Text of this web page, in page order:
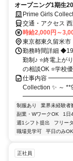
オープニング1期生
Prime Girls
交通・アクセス
時給2,000円～
東京都東久留米市
勤務時間詳細
勤制♪ ⭐終電上が
の相談OK ⭐学校
仕事内容
Collection ✨ ～
制服あり 業界未経験者
副業・WワークOK
1日
週1シフト提出
フリー
職場見学可
平日のみOK
正社員